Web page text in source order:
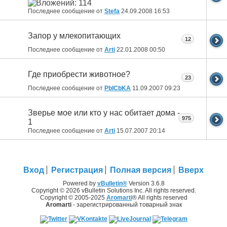
Последнее сообщение от Stefa 24.09.2008 16:53
Запор у млекопитающих
Последнее сообщение от Arti 22.01.2008 00:50
12
Где приобрести животное?
Последнее сообщение от PbICbKA 11.09.2007 09:23
23
Зверье мое или кто у нас обитает дома -
1
Последнее сообщение от Arti 15.07.2007 20:14
975
Вход Регистрация Полная версия Вверх
Powered by vBulletin®Version 3.6.8
Copyright © 2026 vBulletin Solutions Inc. All rights reserved.
Copyright © 2005-2025 Aromarti® All rights reserved
Aromarti- зарегистрированный товарный знак